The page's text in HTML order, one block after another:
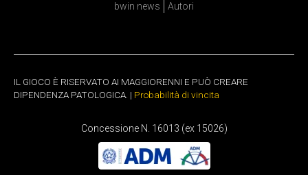
bwin news Autori
IL GIOCO È RISERVATO AI MAGGIORENNI E PUÒ CREARE
DIPENDENZA PATOLOGICA. | Probabilità di vincita
Concessione N. 16013 (ex 15026)